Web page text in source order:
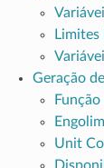
Geração
Unit